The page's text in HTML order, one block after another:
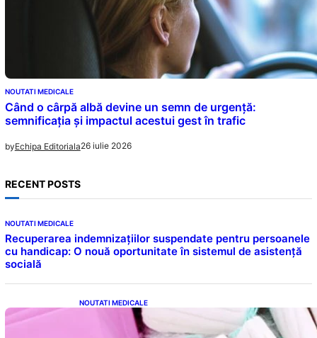
NOUTATI MEDICALE
Când o cârpă albă devine un semn de urgență:
semnificația și impactul acestui gest în trafic
byEchipa Editoriala26 iulie 2026
RECENT POSTS
NOUTATI MEDICALE
Recuperarea indemnizațiilor suspendate pentru persoanele
cu handicap: O nouă oportunitate în sistemul de asistență
socială
NOUTATI MEDICALE
Tampoanele menstruale: O analiză profundă
a riscurilor legate de metale toxice